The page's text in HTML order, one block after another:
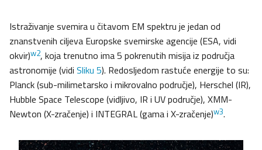
Istraživanje svemira u čitavom EM spektru je jedan od
znanstvenih ciljeva Europske svemirske agencije (ESA, vidi
okvir)w2, koja trenutno ima 5 pokrenutih misija iz područja
astronomije (vidi Sliku 5). Redosljedom rastuće energije to su:
Planck (sub-milimetarsko i mikrovalno područje), Herschel (IR),
Hubble Space Telescope (vidljivo, IR i UV područje), XMM-
Newton (X-zračenje) i INTEGRAL (gama i X-zračenje)w3.